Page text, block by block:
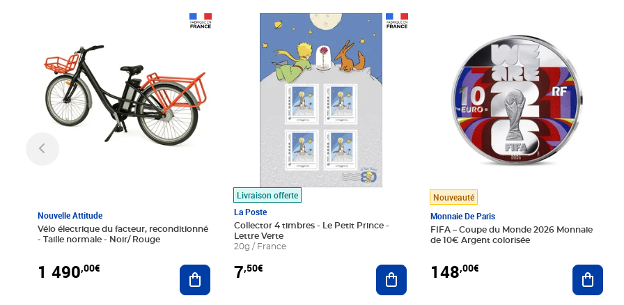
Nouvelle Attitude
Vélo électrique du facteur, reconditionné
- Taille normale - Noir/ Rouge
1 490,00€ Ajouter au panier
Livraison offerte
La Poste
Collector 4 timbres - Le Petit Prince -
Lettre Verte
20g / France
7,50€
Prix 7,50€
Ajouter au panier
Nouveauté
Monnaie De Paris
FIFA – Coupe du Monde 2026 Monnaie
de 10€ Argent colorisée
148,00€